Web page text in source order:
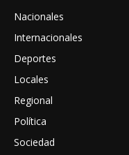
Nacionales
Internacionales
Deportes
Locales
Regional
Política
Sociedad